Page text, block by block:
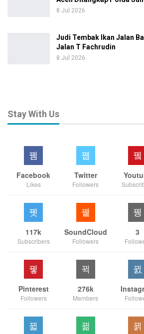
8 Jul 2026
Judi Tembak Ikan Jalan
Jalan T Fachrudin
8 Jul 2026
Stay With Us
Facebook
Likes
Twitter
Followers
117k
Subscribers
SoundCloud
Followers
3
Pinterest
Followers
276k
Members